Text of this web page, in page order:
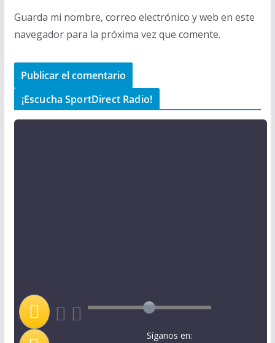
Guarda mi nombre, correo electrónico y web en este
navegador para la próxima vez que comente.
¡Escucha SportDirect Radio!
Síganos en: